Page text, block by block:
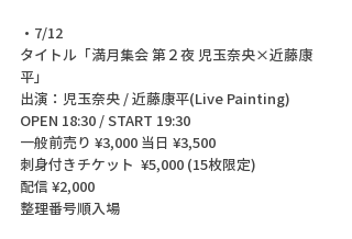
・7/12
タイトル「満月集会 第２夜 児玉奈央×近藤康
平」
出演：児玉奈央 / 近藤康平(Live Painting)
OPEN 18:30 / START 19:30
一般前売り ¥3,000 当日 ¥3,500
刺身付きチケット  ¥5,000 (15枚限定)
配信 ¥2,000
整理番号順入場